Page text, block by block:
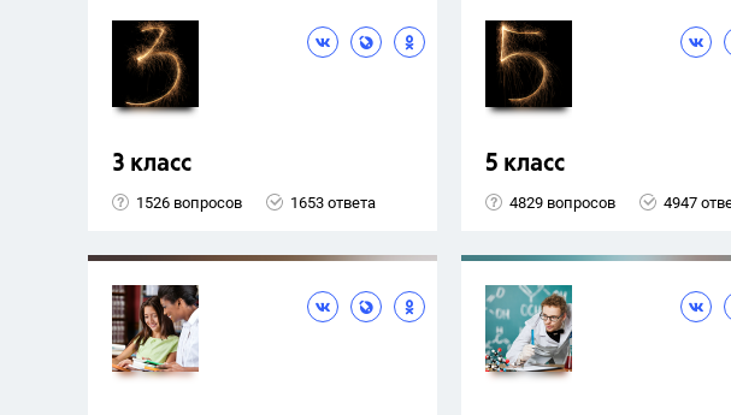
3 класс
1526 вопросов 1653 ответа
5 класс
4829 вопросов 4947